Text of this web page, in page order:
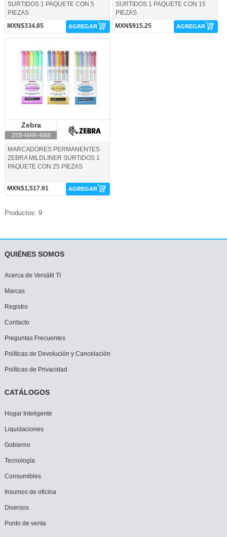
SURTIDOS 1 PAQUETE CON 5
PIEZAS
MXN$334.85
AGREGAR
SURTIDOS 1 PAQUETE CON 15
PIEZAS
MXN$915.25
AGREGAR
Zebra
ZEB-MAR-4068
MARCADORES PERMANENTES
ZEBRA MILDLINER SURTIDOS 1
PAQUETE CON 25 PIEZAS
MXN$1,517.91 AGREGAR
Productos: 9
QUIÉNES SOMOS
Acerca de Versátil TI
Marcas
Registro
Contacto
Preguntas Frecuentes
Políticas de Devolución y Cancelación
Políticas de Privacidad
CATÁLOGOS
Hogar Inteligente
Liquidaciones
Gobierno
Tecnología
Consumibles
Insumos de oficina
Diversos
Punto de venta